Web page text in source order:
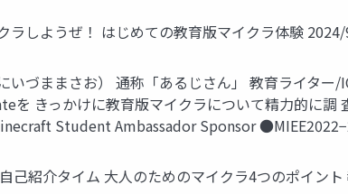
ラしようぜ！ はじめての教育版マイクラ体験
いづままさお） 通称「あるじさん」 教育ライタ
を きっかけに教育版マイクラについて精力的に
Student Ambassador Sponsor
己紹介タイム 大人のためのマイクラ4つのポイン